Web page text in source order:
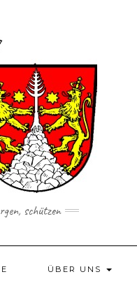
schützen
ÜBER UNS